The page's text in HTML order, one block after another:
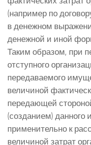
(например по
в денежном
денежной и иной
Таким образом, при
отступного
передаваемого
величиной
передающей
(созданием) данного
применительно к
величиной затрат